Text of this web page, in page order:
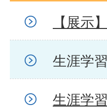
【展示
生涯学
生涯学